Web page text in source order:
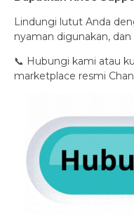
Lindungi lutut Anda
nyaman digunakan,
📞 Hubungi kami atau
marketplace resmi